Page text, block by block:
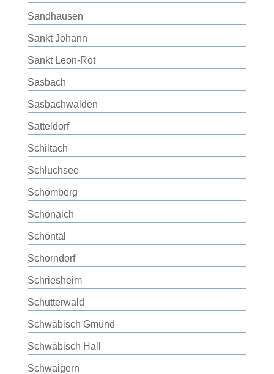
Sandhausen
Sankt Johann
Sankt Leon-Rot
Sasbach
Sasbachwalden
Satteldorf
Schiltach
Schluchsee
Schömberg
Schönaich
Schöntal
Schorndorf
Schriesheim
Schutterwald
Schwäbisch Gmünd
Schwäbisch Hall
Schwaigern